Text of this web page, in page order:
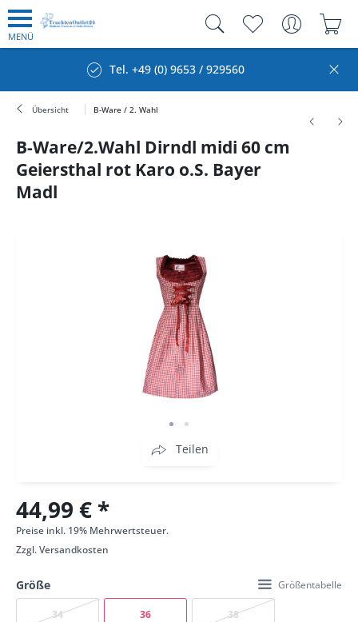
MENÜ
Tel. +49 (0) 9653 / 929560 Kauf auf
Übersicht B-Ware / 2. Wahl
B-Ware/2.Wahl Dirndl midi 60 cm
Geiersthal rot Karo o.S. Bayer
Madl
Teilen
44,99 € *
Preise inkl. 19% Mehrwertsteuer.
Zzgl.Versandkosten
Größe Größentabelle
34 36 38